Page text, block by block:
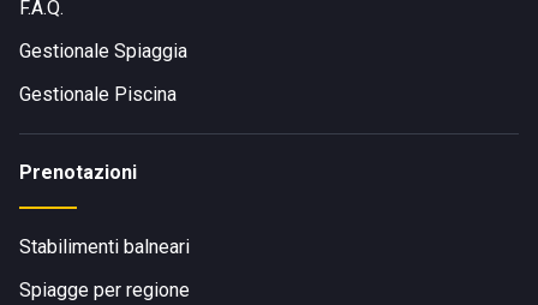
F.A.Q.
Gestionale Spiaggia
Gestionale Piscina
Prenotazioni
Stabilimenti balneari
Spiagge per regione